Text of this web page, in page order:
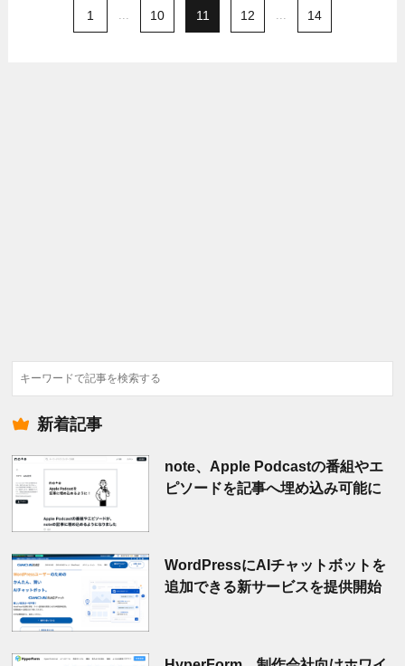
1 ... 10 11 12 ... 14
検
索
新着記事
note、Apple Podcastの番組やエ
ピソードを記事へ埋め込み可能に
WordPressにAIチャットボットを
追加できる新サービスを提供開始